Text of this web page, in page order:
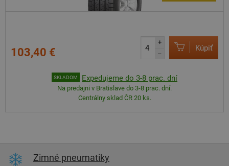
103,40 €
+
–
Kúpiť
SKLADOM Expedujeme do 3-8 prac. dní
Na predajni v Bratislave do 3-8 prac. dní.
Centrálny sklad ČR 20 ks.
Zimné pneumatiky